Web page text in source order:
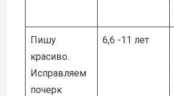
Пишу
красиво.
Исправляем
почерк
6,6 -11 лет